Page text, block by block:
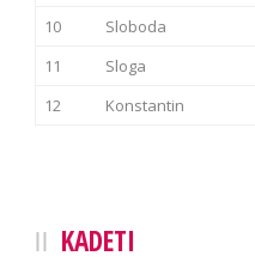
10
Sloboda
11
Sloga
12
Konstantin
KADETI